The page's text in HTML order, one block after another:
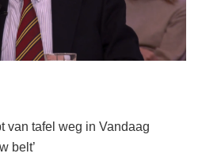
van tafel weg in Vandaag
belt’